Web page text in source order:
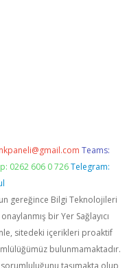
Teams:
0262 606 0 726 Telegram:
gereğince Bilgi Teknolojileri
bir Yer Sağlayıcı
sitedeki içerikleri proaktif
bulunmamaktadır.
taşımakta olup,